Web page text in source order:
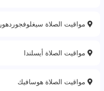
مواقيت الصلاة سيغلوفجوردهور
مواقيت الصلاة أيسلندا
مواقيت الصلاة هوسافيك